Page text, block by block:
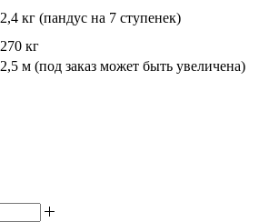
2,4 кг (пандус на 7 ступенек)
270 кг
2,5 м (под заказ может быть увеличена)